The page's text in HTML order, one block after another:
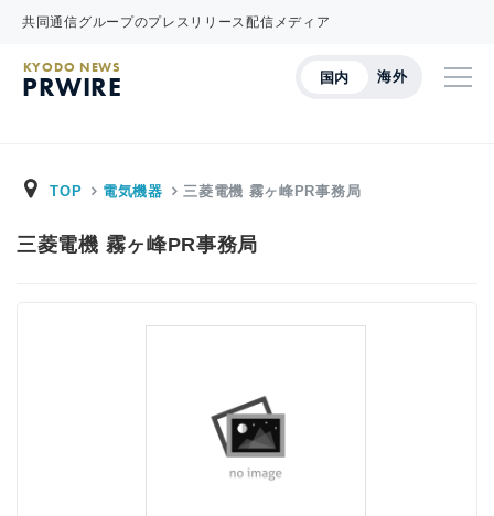
共同通信グループのプレスリリース配信メディア
国内 海外
KYODO NEWS
PRWIRE
TOP 電気機器 三菱電機 霧ヶ峰PR事務局
三菱電機 霧ヶ峰PR事務局